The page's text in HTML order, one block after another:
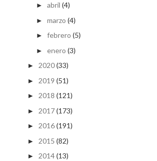
► abril (4)
► marzo (4)
► febrero (5)
► enero (3)
► 2020(33)
► 2019 (51)
► 2018 (121)
► 2017(173)
► 2016(191)
► 2015 (82)
► 2014(13)